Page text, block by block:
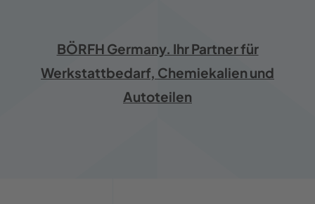
BÖRFH Germany. Ihr Partner für
Werkstattbedarf, Chemiekalien und
Autoteilen